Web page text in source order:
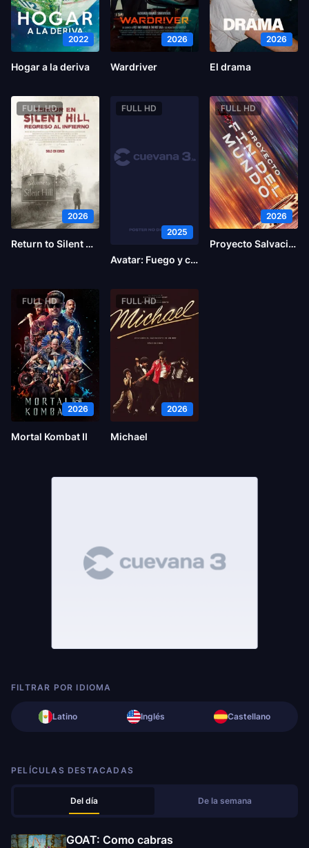
2022
Hogar a la deriva
2026
Wardriver
2026
El drama
FULL HD
2026
Return to Silent Hill
FULL HD
2025
Avatar: Fuego y ceniza
FULL HD
2026
Proyecto Salvación
FULL HD
2026
Mortal Kombat II
FULL HD
2026
Michael
FILTRAR POR IDIOMA
Latino Inglés Castellano
PELÍCULAS DESTACADAS
Del día De la semana
GOAT: Como cabras